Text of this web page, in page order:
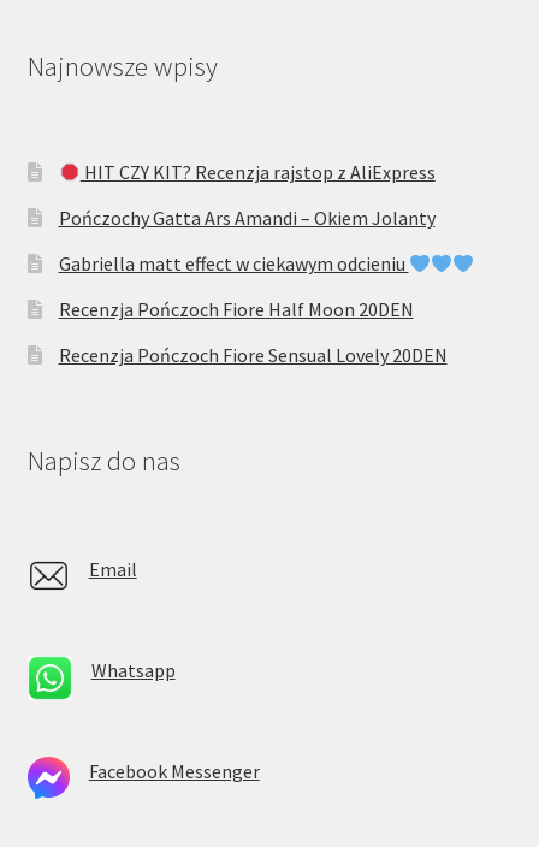
Najnowsze wpisy
HIT CZY KIT? Recenzja rajstop z AliExpress
Pończochy Gatta Ars Amandi – Okiem Jolanty
Gabriella matt effect w ciekawym odcieniu
Recenzja Pończoch Fiore Half Moon 20DEN
Recenzja Pończoch Fiore Sensual Lovely 20DEN
Napisz do nas
Email
Whatsapp
Facebook Messenger